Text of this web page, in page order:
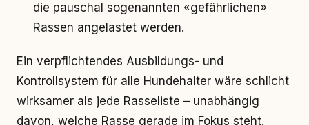
die pauschal sogenannten «gefährlichen»
Rassen angelastet werden.
Ein verpflichtendes Ausbildungs- und
Kontrollsystem für alle Hundehalter wäre schlicht
wirksamer als jede Rasseliste – unabhängig
davon, welche Rasse gerade im Fokus steht.